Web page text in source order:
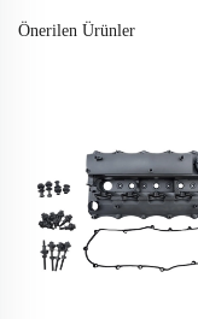
Önerilen Ürünler